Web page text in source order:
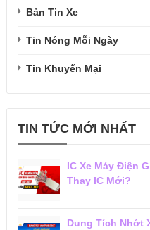
Bản Tin Xe
Tin Nóng Mỗi Ngày
Tin Khuyến Mại
TIN TỨC MỚI NHẤT
IC Xe Máy Điện
Thay IC Mới?
Dung Tích Nhớt